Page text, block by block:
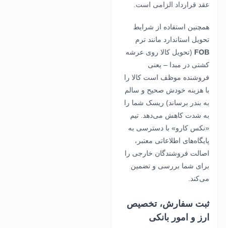
عقد قرارداد الزامی است.
همچنین استفاده از شرایط
تحویل استاندارد مانند ترم
FOB (تحویل کالا روی عرشه
کشتی در مبدا – یعنی
فروشنده موظف است کالا را
با هزینه خودش صحیح و سالم
به بندر برساند) ریسک شما را
به شدت کاهش می‌دهد. تیم
«نکس کارو» با دسترسی به
پایگاه‌های اطلاعاتی معتبر،
اصالت فروشندگان خارجی را
برای شما بررسی و تضمین
می‌کند.
ثبت سفارش، تخصیص
ارز و امور بانکی